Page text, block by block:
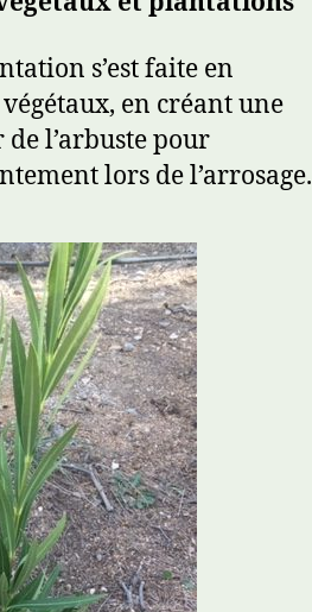
s’est faite en
en créant une
l’arbuste pour
lors de l’arrosage.